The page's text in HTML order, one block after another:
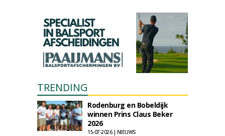
TRENDING
Rodenburg en Bobeldijk
winnen Prins Claus Beker
2026
15-07-2026 | NIEUWS